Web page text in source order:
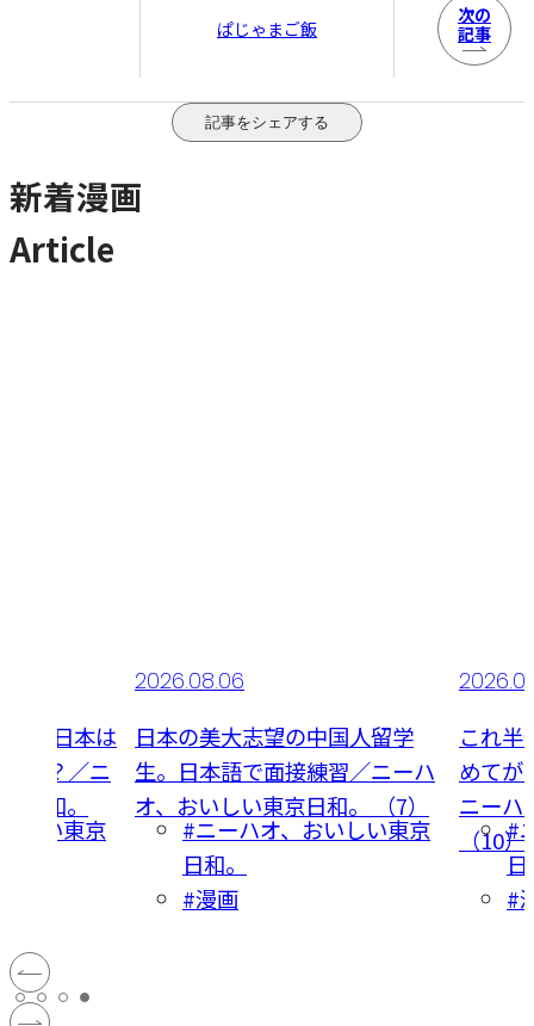
ぱじゃまご飯
次の
記事
記事をシェアする
新着漫画
Article
日本は
の？／ニ
日和。
しい東京
2026.08.06
日本の美大志望の中国人留学
生。日本語で面接練習／ニーハ
オ、おいしい東京日和。 （7）
#ニーハオ、おいしい東京
日和。
#漫画
これ半
めてが
ニーハ
（10）
#
#